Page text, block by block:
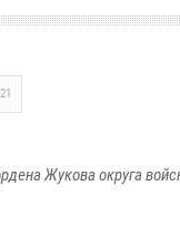
Жукова округа